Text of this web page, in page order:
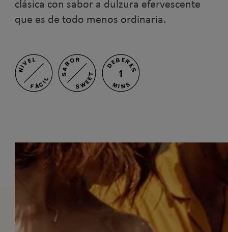
clásica con sabor a dulzura efervescente
que es de todo menos ordinaria.
NIVEL
FÁCIL
SABOR
SWEET
DEBERES
1
MINS